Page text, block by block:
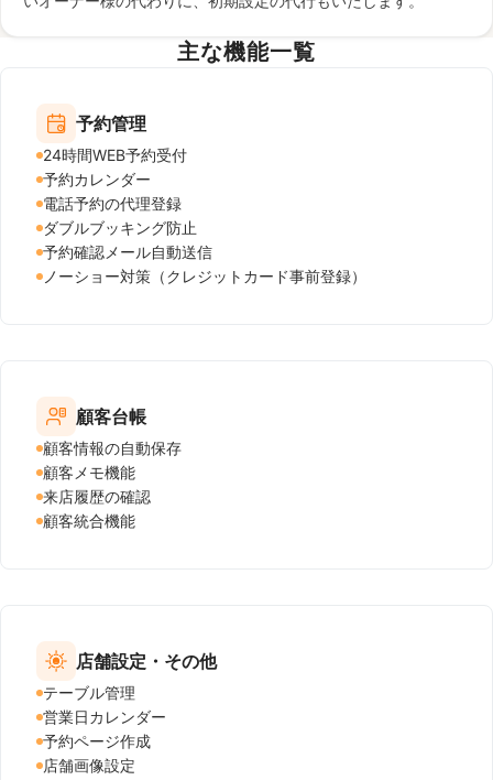
主な機能一覧
予約管理
24時間WEB予約受付
予約カレンダー
電話予約の代理登録
ダブルブッキング防止
予約確認メール自動送信
ノーショー対策（クレジットカード事前登録）
顧客台帳
顧客情報の自動保存
顧客メモ機能
来店履歴の確認
顧客統合機能
店舗設定・その他
テーブル管理
営業日カレンダー
予約ページ作成
店舗画像設定